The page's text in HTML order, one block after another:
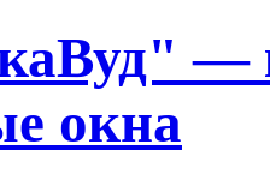
—
окна